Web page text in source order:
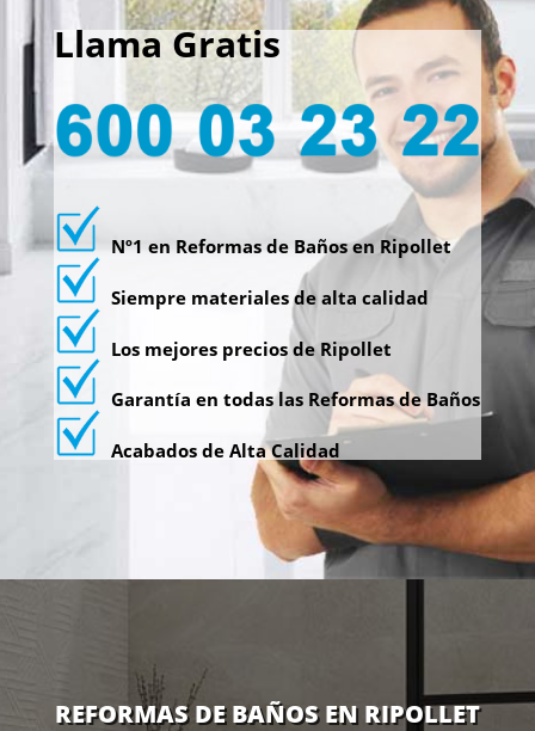
Llama Gratis
Nº1 en Reformas de Baños en Ripollet
Siempre materiales de alta calidad
Los mejores precios de Ripollet
Garantía en todas las Reformas de Baños
Acabados de Alta Calidad
REFORMAS DE BAÑOS EN RIPOLLET